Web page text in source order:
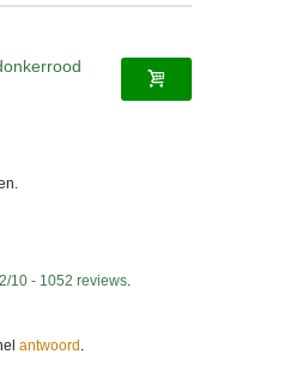
/10 -1052 reviews.
antwoord ..